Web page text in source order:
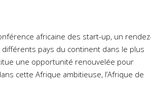
africaine des start-up, un
pays du continent dans le plus
une opportunité renouvelée pour
cette Afrique ambitieuse, l’Afrique de